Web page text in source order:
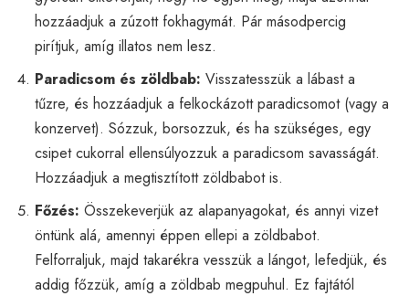
hozzáadjuk a zúzott fokhagymát. Pár másodpercig
pirítjuk, amíg illatos nem lesz.
Paradicsom és zöldbab: Visszatesszük a lábast a
tűzre, és hozzáadjuk a felkockázott paradicsomot (vagy a
konzervet). Sózzuk, borsozzuk, és ha szükséges, egy
csipet cukorral ellensúlyozzuk a paradicsom savasságát.
Hozzáadjuk a megtisztított zöldbabot is.
Főzés: Összekeverjük az alapanyagokat, és annyi vizet
öntünk alá, amennyi éppen ellepi a zöldbabot.
Felforraljuk, majd takarékra vesszük a lángot, lefedjük, és
addig főzzük, amíg a zöldbab megpuhul. Ez fajtától